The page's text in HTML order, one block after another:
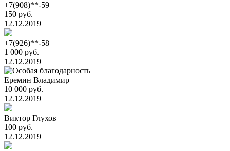
+7(908)**-59
150 руб.
12.12.2019
+7(926)**-58
1 000 руб.
12.12.2019
Еремин Владимир
10 000 руб.
12.12.2019
Виктор Глухов
100 руб.
12.12.2019